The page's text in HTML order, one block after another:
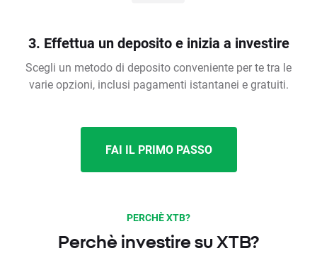
3. Effettua un deposito e inizia a investire
Scegli un metodo di deposito conveniente per te tra le
varie opzioni, inclusi pagamenti istantanei e gratuiti.
FAI IL PRIMO PASSO
PERCHÈ XTB?
Perchè investire su XTB?